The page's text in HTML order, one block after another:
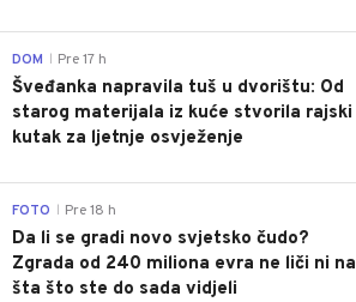
DOM Pre 17 h
Šveđanka napravila tuš u dvorištu: Od
starog materijala iz kuće stvorila rajski
kutak za ljetnje osvježenje
FOTO Pre 18 h
Da li se gradi novo svjetsko čudo?
Zgrada od 240 miliona evra ne liči ni na
šta što ste do sada vidjeli